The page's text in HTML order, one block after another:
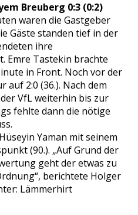
Breuberg 0:3 (0:2)
waren die Gastgeber
Gäste standen tief in der
ihre
Emre Tastekin brachte
in Front. Noch vor der
auf 2:0 (36.). Nach dem
VfL weiterhin bis zur
fehlte dann die nötige
Yaman mit seinem
(90.). „Auf Grund der
geht der etwas zu
berichtete Holger
Lämmerhirt